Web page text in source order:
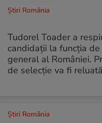
Știri România
Tudorel Toader a
candidații la funcția
general al României.
de selecție va fi reluată
Știri România